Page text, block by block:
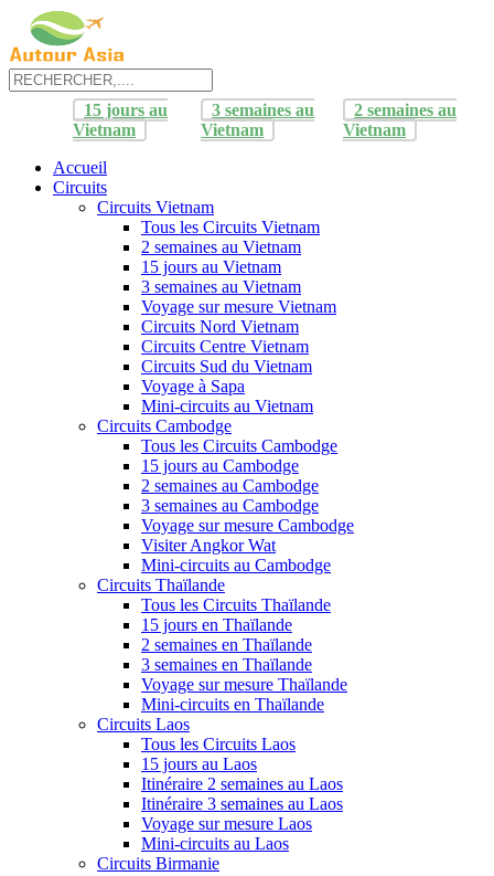
15 jours au
Vietnam
3 semaines au
Vietnam
2 semaines au
Vietnam
Accueil
Circuits
Circuits Vietnam
Tous les Circuits Vietnam
2 semaines au Vietnam
15 jours au Vietnam
3 semaines au Vietnam
Voyage sur mesure Vietnam
Circuits Nord Vietnam
Circuits Centre Vietnam
Circuits Sud du Vietnam
Voyage à Sapa
Mini-circuits au Vietnam
Circuits Cambodge
Tous les Circuits Cambodge
15 jours au Cambodge
2 semaines au Cambodge
3 semaines au Cambodge
Voyage sur mesure Cambodge
Visiter Angkor Wat
Mini-circuits au Cambodge
Circuits Thaïlande
Tous les Circuits Thaïlande
15 jours en Thaïlande
2 semaines en Thaïlande
3 semaines en Thaïlande
Voyage sur mesure Thaïlande
Mini-circuits en Thaïlande
Circuits Laos
Tous les Circuits Laos
15 jours au Laos
Itinéraire 2 semaines au Laos
Itinéraire 3 semaines au Laos
Voyage sur mesure Laos
Mini-circuits au Laos
Circuits Birmanie